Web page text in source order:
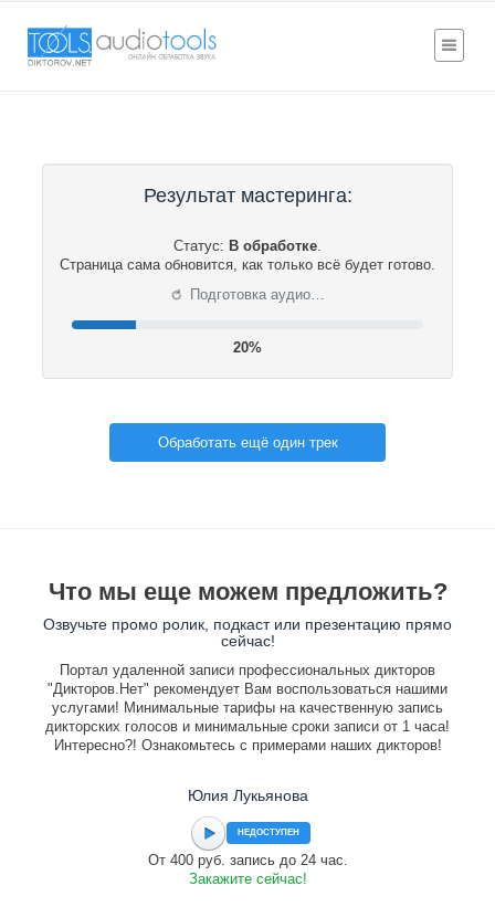
Результат мастеринга:
Статус: В обработке.
Страница сама обновится, как только всё будет готово.
⟳ Подготовка аудио…
20%
Обработать ещё один трек
Что мы еще можем предложить?
Озвучьте промо ролик, подкаст или презентацию прямо
сейчас!
Портал удаленной записи профессиональных дикторов
"Дикторов.Нет" рекомендует Вам воспользоваться нашими
услугами! Минимальные тарифы на качественную запись
дикторских голосов и минимальные сроки записи от 1 часа!
Интересно?! Ознакомьтесь с примерами наших дикторов!
Юлия Лукьянова
НЕДОСТУПЕН
От 400 руб. запись до 24 час.
Закажите сейчас!